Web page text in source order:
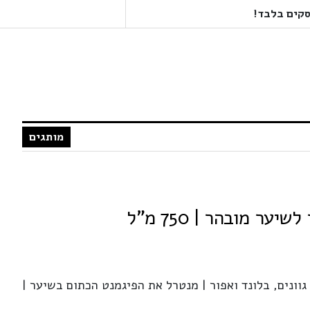
מותגים
מובהר | 750 מ"ל
בלונד ואפור | מנטרל את הפיגמנט הכתום בשיער |